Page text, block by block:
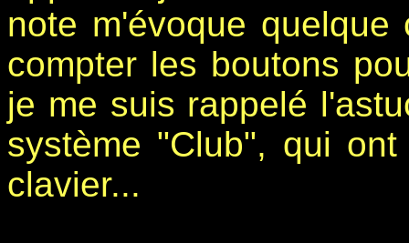
note m'évoque
compter les boutons
je me suis rappelé
système "Club", qui
clavier...